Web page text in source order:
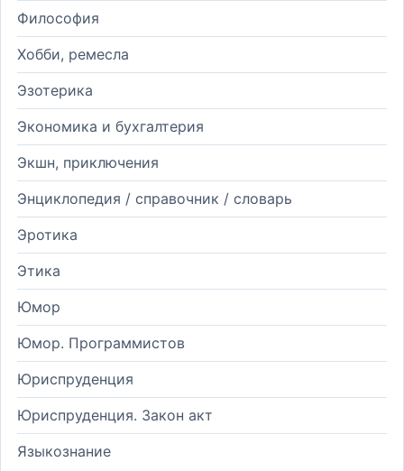
Философия
Хобби, ремесла
Эзотерика
Экономика и бухгалтерия
Экшн, приключения
Энциклопедия / справочник / словарь
Эротика
Этика
Юмор
Юмор. Программистов
Юриспруденция
Юриспруденция. Закон акт
Языкознание